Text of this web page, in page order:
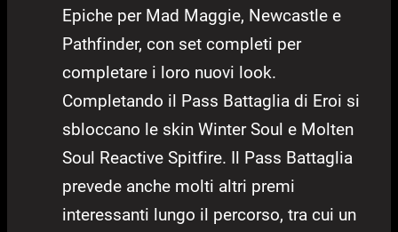
Epiche per Mad Maggie, Newcastle e
Pathfinder, con set completi per
completare i loro nuovi look.
Completando il Pass Battaglia di Eroi si
sbloccano le skin Winter Soul e Molten
Soul Reactive Spitfire. Il Pass Battaglia
prevede anche molti altri premi
interessanti lungo il percorso, tra cui un